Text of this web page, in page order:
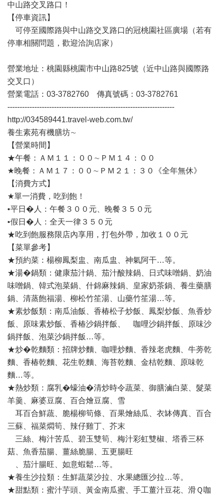
中山路交叉路口！
【停車資訊】
可停至國際路與中山路交叉路口的冠桃園社區廣場（若有
停車相關問題，歡迎洽詢店家）
營業地址：桃園縣桃園市中山路825號（近中山路與國際路
交叉口）
營業電話：03-3782760 傳真號碼：03-3782761
--------------------------------------------------------------------
http://034589441.travel-web.com.tw/
養生素苑有機膳坊∼
【營業時間】
★午餐：ＡＭ１１：００∼ＰＭ１４：００
★晚餐：ＡＭ１７：００∼ＰＭ２１：３０《全年無休》
【消費方式】
★單一消費，吃到飽！
•平日�人：午餐３００元、晚餐３５０元
•假日�人：全天一律３５０元
★吃到飽服務限店內享用，打包外帶，加收１００元
【菜單參考】
★預約菜：楊柳鳳梨盅、南瓜盅、神氣阿干…等。
★湯�鍋類：健康茄汁鍋、茄汁酸辣鍋、日式味噌鍋、奶油
味噌鍋、韓式泡菜鍋、什錦麻辣鍋、皇家奶茶鍋、養生藥膳
鍋、清蒸飽福湯、柳松竹笙湯、山藥竹笙湯…等。
★素炒飯類：南瓜油飯、香椿松子炒飯、鳳梨炒飯、魚香炒
飯、原味素炒飯、香椿沙鍋拌飯、 咖哩沙鍋拌飯、原味沙
鍋拌飯、泡菜沙鍋拌飯…等。
★炒�乾麵類：招牌炒麵、咖哩炒麵、香辣老虎麵、牛蒡乾
麵、香椿乾麵、花生乾麵、海苔乾麵、金桔乾麵、原味乾
麵…等。
★熱炒類：腐乳�蠔油�清炒時令蔬菜、御膳滷白菜、髮菜
羊羹、麻婆豆腐、百合燴豆腐、雪
耳百合鮮蔬、脆楊柳筍條、百果燴絲瓜、衣缽傳真、百合
三蘇、福菜燜筍、辣仔雞丁、芥末
三絲、梅汁苦瓜、碧玉雙筍、梅汁彩虹雙椒、塔香三杯
菇、魚香茄腸、薑絲脆腸、五更腸旺
、茄汁腸旺、如意蝦鬆…等。
★養生沙拉類：生鮮蔬菜沙拉、水果總匯沙拉…等。
★甜點類：蜜汁芋頭、黃金南瓜蜜、手工薑汁豆花、滑Ｑ咖